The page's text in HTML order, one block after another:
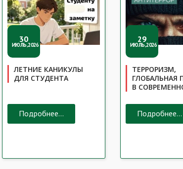
30
ИЮЛЬ,2026
ЛЕТНИЕ КАНИКУЛЫ
ДЛЯ СТУДЕНТА
Подробнее...
29
ИЮЛЬ,2026
ТЕРРОРИЗМ,
ГЛОБАЛЬНАЯ
В
Подробнее...